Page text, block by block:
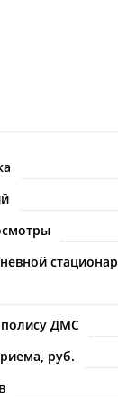
стационар
ДМС
руб.